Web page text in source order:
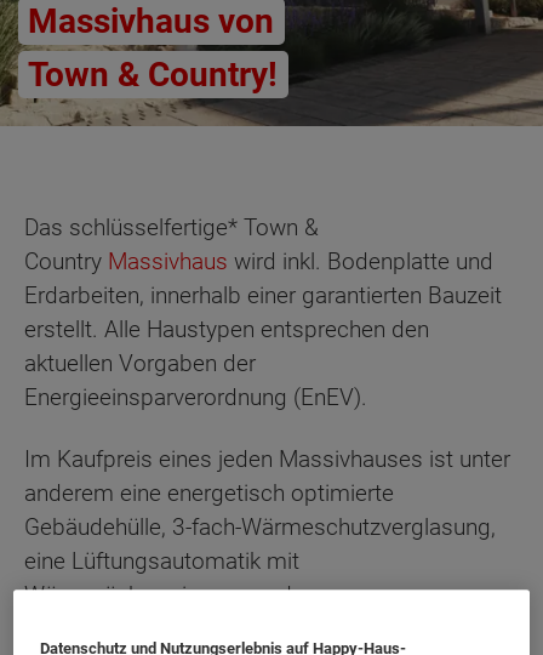
Massivhaus von
Town & Country!
Das schlüsselfertige* Town &
Country Massivhaus wird inkl. Bodenplatte und
Erdarbeiten, innerhalb einer garantierten Bauzeit
erstellt. Alle Haustypen entsprechen den
aktuellen Vorgaben der
Energieeinsparverordnung (EnEV).
Im Kaufpreis eines jeden Massivhauses ist unter
anderem eine energetisch optimierte
Gebäudehülle, 3-fach-Wärmeschutzverglasung,
eine Lüftungsautomatik mit
Wärmerückgewinnung und
Datenschutz und Nutzungserlebnis auf Happy-Haus-